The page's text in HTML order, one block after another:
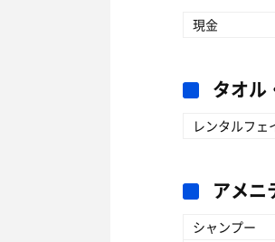
現金
タオル
レンタルフェ
アメニ
シャンプー